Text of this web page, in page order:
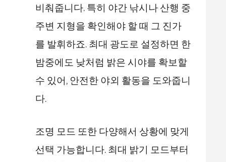
비춰줍니다. 특히 야간 낚시나 산행 중
주변 지형을 확인해야 할 때 그 진가
를 발휘하죠. 최대 광도로 설정하면 한
밤중에도 낮처럼 밝은 시야를 확보할
수 있어, 안전한 야외 활동을 도와줍니
다.
조명 모드 또한 다양해서 상황에 맞게
선택 가능합니다. 최대 밝기 모드부터